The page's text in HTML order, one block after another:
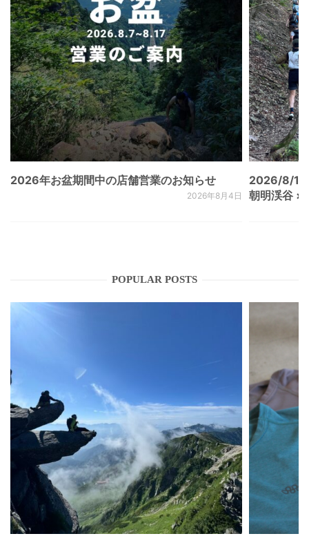
2026年お盆期間中の店舗営業のお知らせ
2026年8月4日
2026/8/
朝明渓谷 ×
POPULAR POSTS